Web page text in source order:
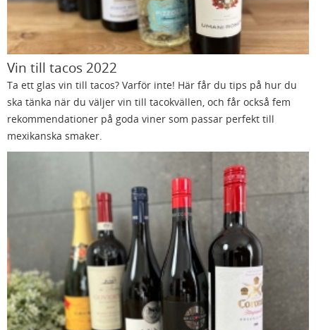
Vin till tacos 2022
Ta ett glas vin till tacos? Varför inte! Här får du tips på hur du
ska tänka när du väljer vin till tacokvällen, och får också fem
rekommendationer på goda viner som passar perfekt till
mexikanska smaker.